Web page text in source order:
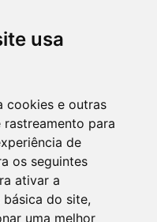
usa
cookies e outras
para
de
os seguintes
ativar a
do site,
uma melhor
Brasil 21, 20º
915 - Brasília/DF
3801.
horário comercial